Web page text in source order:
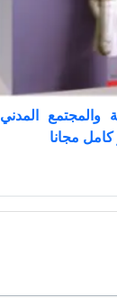
والمجتمع المدني